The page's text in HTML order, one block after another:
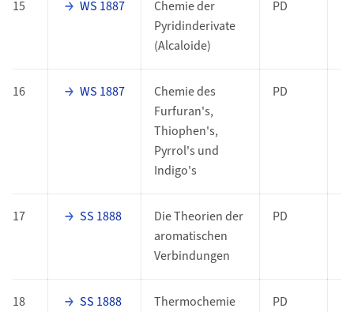
15 WS 1887
Chemie der
Pyridinderivate
(Alcaloide)
PD
16 WS 1887
Chemie des
Furfuran's,
Thiophen's,
Pyrrol's und
Indigo's
PD
17 SS 1888
Die Theorien der
aromatischen
Verbindungen
PD
18 SS 1888 Thermochemie PD